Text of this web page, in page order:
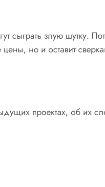
сыграть злую шутку.
но и оставит
проектах, об их